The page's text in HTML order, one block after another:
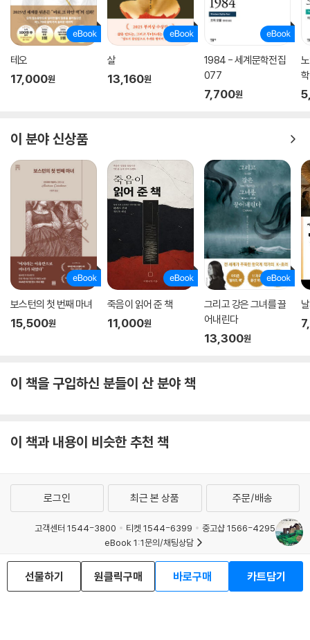
테오
17,000원
살
13,160원
1984 - 세계문학전집
077
7,700원
이 분야 신상품
보스턴의 첫 번째 마녀
15,500원
죽음이 읽어 준 책
11,000원
그리고 강은 그녀를 끌
어내린다
13,300원
이 책을 구입하신 분들이 산 분야 책
이 책과 내용이 비슷한 추천 책
선물하기 원클릭구매 바로구매 카트담기
로그인 최근 본 상품 주문/배송
고객센터 1544-3800 티켓 1544-6399
중고샵 1566-4295
eBook 1:1문의/채팅상담
예스이십사(주) 사업자 정보
이용약관
개인정보처리방침
청소년보호정책